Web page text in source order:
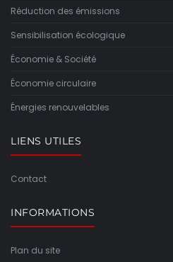
Réduction des émissions
Sensibilisation écologique
Économie & Société
Économie circulaire
Énergies renouvelables
LIENS UTILES
Contact
INFORMATIONS
Plan du site